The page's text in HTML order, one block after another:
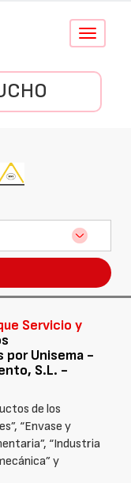
Conmutar
Servicio y
Unisema -
S.L. -
de los
“Envase y
“Industria
y